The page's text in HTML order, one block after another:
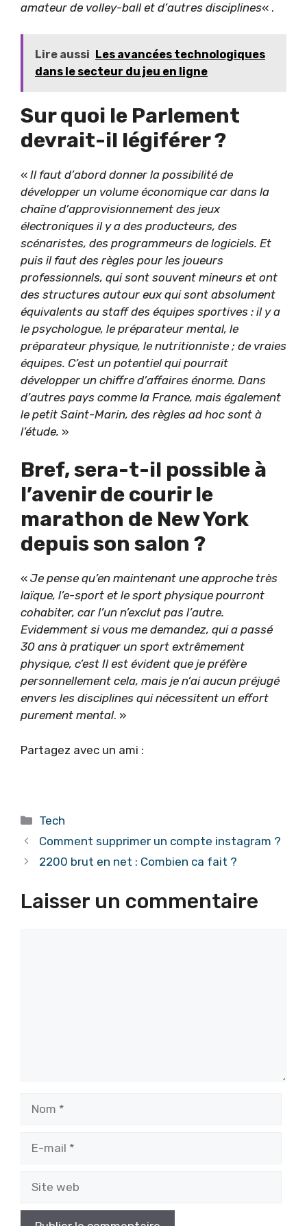
amateur de volley-ball et d’autres disciplines« .
Lire aussi Les avancées technologiques
dans le secteur du jeu en ligne
Sur quoi le Parlement
devrait-il légiférer ?
« Il faut d’abord donner la possibilité de
développer un volume économique car dans la
chaîne d’approvisionnement des jeux
électroniques il y a des producteurs, des
scénaristes, des programmeurs de logiciels. Et
puis il faut des règles pour les joueurs
professionnels, qui sont souvent mineurs et ont
des structures autour eux qui sont absolument
équivalents au staff des équipes sportives : il y a
le psychologue, le préparateur mental, le
préparateur physique, le nutritionniste ; de vraies
équipes. C’est un potentiel qui pourrait
développer un chiffre d’affaires énorme. Dans
d’autres pays comme la France, mais également
le petit Saint-Marin, des règles ad hoc sont à
l’étude. »
Bref, sera-t-il possible à
l’avenir de courir le
marathon de New York
depuis son salon ?
« Je pense qu’en maintenant une approche très
laïque, l’e-sport et le sport physique pourront
cohabiter, car l’un n’exclut pas l’autre.
Evidemment si vous me demandez, qui a passé
30 ans à pratiquer un sport extrêmement
physique, c’est Il est évident que je préfère
personnellement cela, mais je n’ai aucun préjugé
envers les disciplines qui nécessitent un effort
purement mental. »
Partagez avec un ami :
Catégories
Tech
Comment supprimer un compte instagram ?
2200 brut en net : Combien ca fait ?
Laisser un commentaire